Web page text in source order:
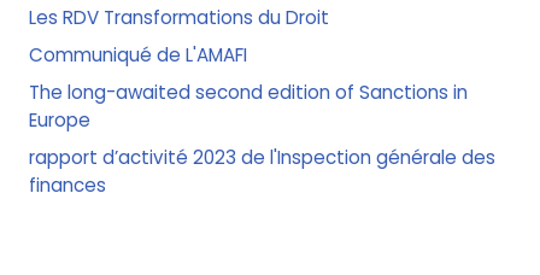
Les RDV Transformations du Droit
Communiqué de L'AMAFI
The long-awaited second edition of Sanctions in
Europe
rapport d’activité 2023 de l'Inspection générale des
finances